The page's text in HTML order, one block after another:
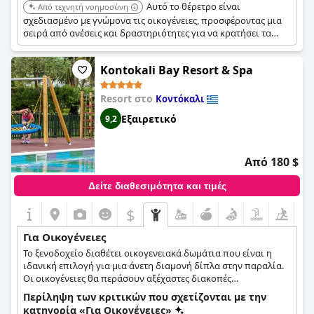
Από τεχνητή νοημοσύνη
Αυτό το θέρετρο είναι
σχεδιασμένο με γνώμονα τις οικογένειες, προσφέροντας μια
σειρά από ανέσεις και δραστηριότητες για να κρατήσει τα
παιδιά ευχαριστημένα. Περιλαμβάνει μεγάλες πισίνες και
αθλητικές δραστηριότητες.
Kontokali Bay Resort & Spa
Resort στο Κοντόκαλι
9,2 Εξαιρετικό
Από 180 $
Δείτε διαθεσιμότητα και τιμές
$
Για Οικογένειες
Το ξενοδοχείο διαθέτει οικογενειακά δωμάτια που είναι η
ιδανική επιλογή για μια άνετη διαμονή δίπλα στην παραλία.
Οι οικογένειες θα περάσουν αξέχαστες διακοπές
απολαμβάνοντας το γαλάζιο της πισίνας και της θάλασσας, σε
συνδυασμό με το πράσινο των κήπων του ξενοδοχείου. Το
Περίληψη των κριτικών που σχετίζονται με την
κατηγορία «Για Οικογένειες»